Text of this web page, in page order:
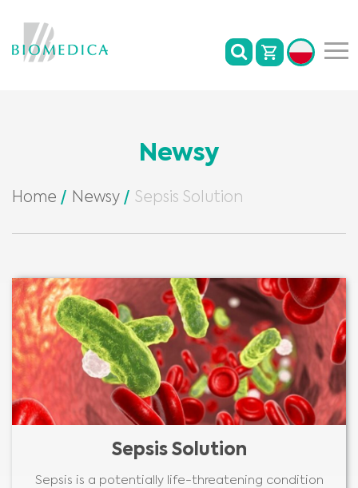
Newsy
Home Newsy Sepsis Solution
Sepsis Solution
Sepsis is a potentially life-threatening condition